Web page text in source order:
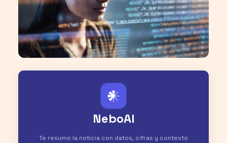
𒀭
NeboAI
Te resumo la noticia con datos, cifras y contexto